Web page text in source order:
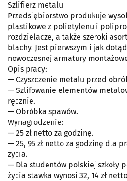
Szlifierz metalu
Przedsiębiorstwo produkuje
plastikowe z polietylenu i
rozdzielacze, a także szeroki
blachy. Jest pierwszym i jak
nowoczesnej armatury
Opis pracy:
— Czyszczenie metalu przed
— Szlifowanie elementów
ręcznie.
— Obróbka spawów.
Wynagrodzenie:
— 25 zł netto za godzinę.
— 25, 95 zł netto za godzinę dla
życia.
— Dla studentów polskiej szkoły
życia stawka wynosi 32, 14 zł